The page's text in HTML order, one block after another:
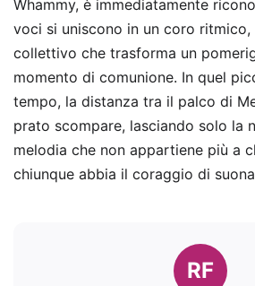
Whammy, è immediatamente
voci si uniscono in un coro
collettivo che trasforma un
momento di comunione. In quel
tempo, la distanza tra il palco di
prato scompare, lasciando solo la
melodia che non appartiene più a
chiunque abbia il coraggio di
RF